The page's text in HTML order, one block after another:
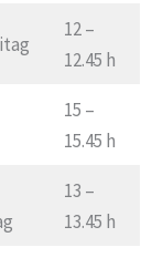
12 –
12.45 h
15 –
15.45 h
13 –
13.45 h